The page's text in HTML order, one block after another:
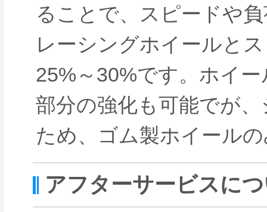
ることで、スピードや
レーシングホイールと
25%～30%です。ホイ
部分の強化も可能でが
ため、ゴム製ホイール
アフターサービスに